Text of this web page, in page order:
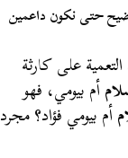
حتى نكون داعمين
على كارثة
أم بيومي، فهو
أم بيومي فؤاد؟ مجرد